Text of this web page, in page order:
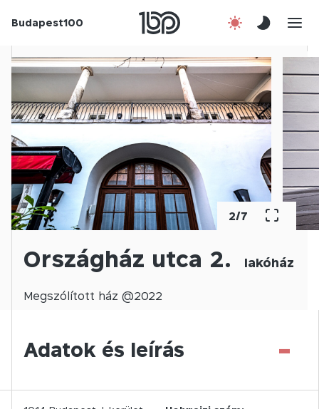
Budapest100
Csatlakozz!
Kapcsolat
En
2/7
Országház utca 2. lakóház
Megszólított ház @2022
Adatok és leírás -